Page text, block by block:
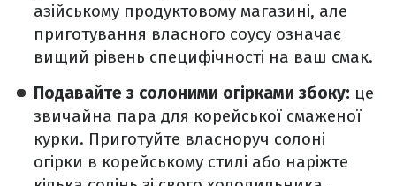
азійському продуктовому магазині, але
приготування власного соусу означає
вищий рівень специфічності на ваш смак.
Подавайте з солоними огірками збоку: це
звичайна пара для корейської смаженої
курки. Приготуйте власноруч солоні
огірки в корейському стилі або наріжте